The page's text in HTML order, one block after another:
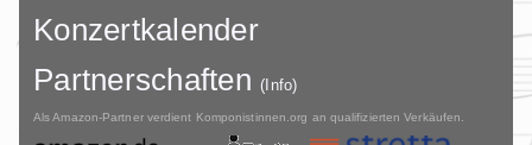
Konzertkalender
Partnerschaften(Info)
Als Amazon-Partner verdient Komponistinnen.org an qualifizierten Verkäufen.